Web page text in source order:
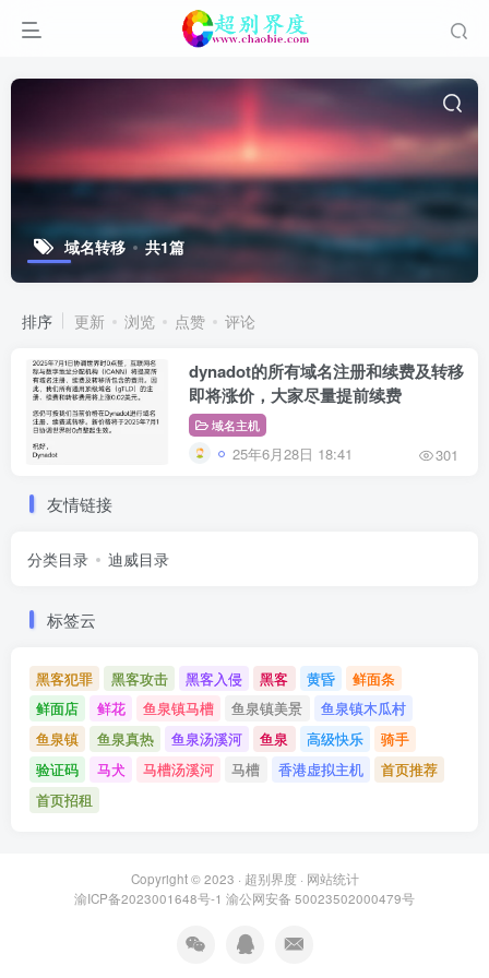
域名转移 共1篇
排序 更新 浏览 点赞 评论
dynadot的所有域名注册和续费及转移
即将涨价，大家尽量提前续费
域名主机
25年6月28日 18:41 301
友情链接
分类目录 迪威目录
标签云
黑客犯罪 黑客攻击 黑客入侵 黑客 黄昏
鲜面条
鲜面店
鲜花 鱼泉镇马槽 鱼泉镇美景
鱼泉镇木瓜村
鱼泉镇
鱼泉真热 鱼泉汤溪河 鱼泉 高级快乐
骑手
验证码
马犬 马槽汤溪河 马槽 香港虚拟主机
首页推荐
首页招租
Copyright © 2023 · 超别界度· 网站统计
渝ICP备2023001648号-1 渝公网安备 50023502000479号